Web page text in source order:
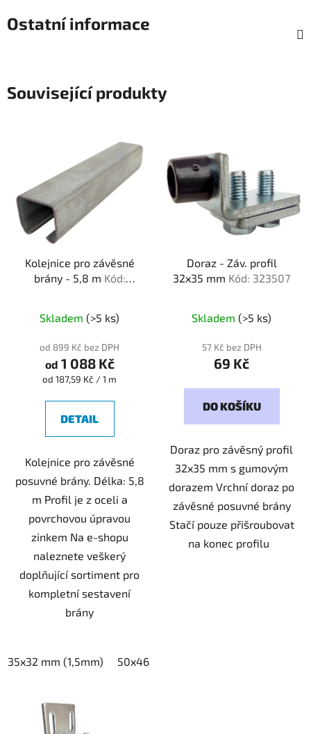
Ostatní informace
Související produkty
Kolejnice pro závěsné
brány - 5,8 m Kód:
Skladem (>5 ks)
od 899 Kč bez DPH
od 1 088 Kč
Měrná
od 187,59 Kč / 1 m
DETAIL
Kolejnice pro závěsné
posuvné brány. Délka: 5,8
m Profil je z oceli a
povrchovou úpravou
zinkem Na e-shopu
naleznete veškerý
doplňující sortiment pro
kompletní sestavení
brány
35x32 mm (1,5mm) 50x46 mm (2mm)
Doraz - Záv. profil
32x35 mm Kód: 323507
Skladem (>5 ks)
57 Kč bez DPH
69 Kč
DO KOŠÍKU
Doraz pro závěsný profil
32x35 mm s gumovým
dorazem Vrchní doraz po
závěsné posuvné brány
Stačí pouze přišroubovat
na konec profilu